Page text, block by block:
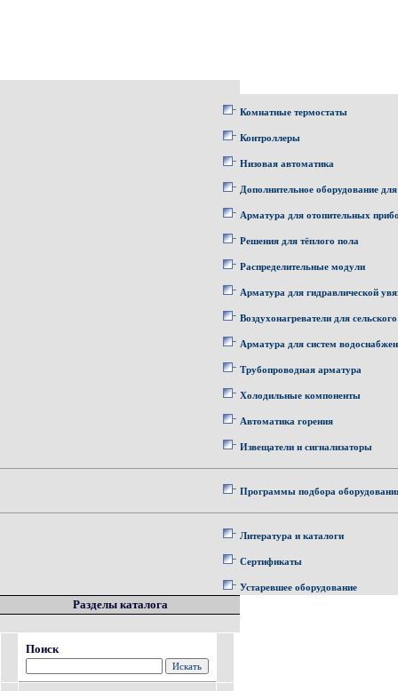
Комнатные термостаты
Контроллеры
Низовая автоматика
Дополнительное оборудование
Арматура для отопительных
Решения для тёплого пола
Распределительные модули
Арматура для гидравлической
Воздухонагреватели для
Арматура для систем
Трубопроводная арматура
Холодильные компоненты
Автоматика горения
Извещатели и сигнализаторы
Программы подбора
Литература и каталоги
Сертификаты
Устаревшее оборудование
Разделы каталога
Поиск